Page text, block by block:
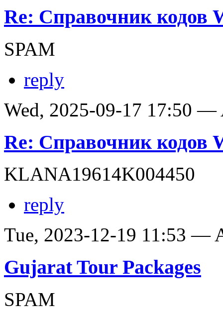
Re: Справочник кодов
SPAM
reply
Wed, 2025-09-17 17:50 —
Re: Справочник кодов
KLANA19614K004450
reply
Tue, 2023-12-19 11:53 —
Gujarat Tour Packages
SPAM